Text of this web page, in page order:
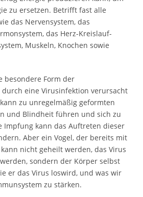
zu ersetzen. Betrifft fast alle
das Nervensystem, das
das Herz-Kreislauf-
Muskeln, Knochen sowie
besondere Form der
eine Virusinfektion verursacht
zu unregelmäßig geformten
und Blindheit führen und sich zu
Impfung kann das Auftreten dieser
Aber ein Vogel, der bereits mit
nicht geheilt werden, das Virus
sondern der Körper selbst
er das Virus loswird, und was wir
zu stärken.